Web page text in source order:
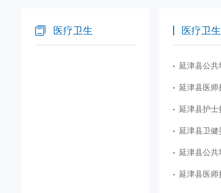
医疗卫生 医疗卫生
延津县公
延津县医
延津县护
延津县卫健
延津县公
延津县医